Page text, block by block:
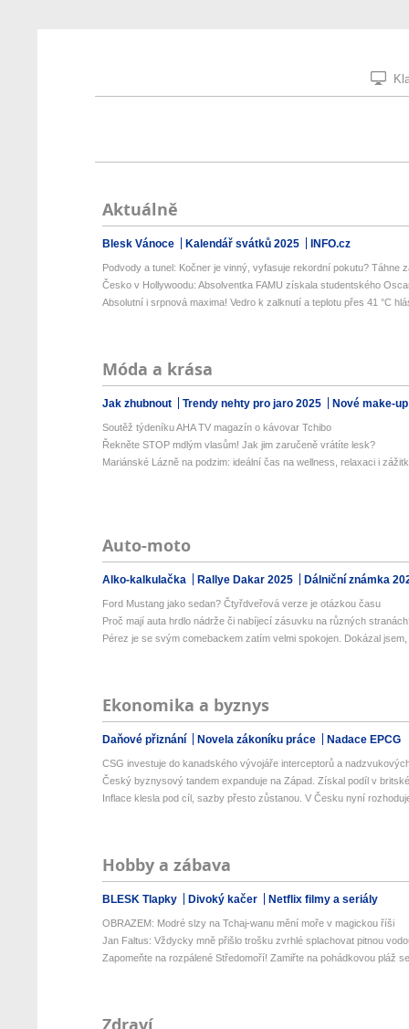
Aktuálně
Blesk Vánoce Kalendář svátků 2025 INFO.cz
Podvody a tunel: Kočner je vinný, vyfasuje rekordní pokutu? Táhne
Česko v Hollywoodu: Absolventka FAMU získala studentského
Absolutní i srpnová maxima! Vedro k zalknutí a teplotu přes 41 °C
Móda a krása
Jak zhubnout Trendy nehty pro jaro 2025 Nové make-
Soutěž týdeníku AHA TV magazín o kávovar Tchibo
Řekněte STOP mdlým vlasům! Jak jim zaručeně vrátíte lesk?
Mariánské Lázně na podzim: ideální čas na wellness, relaxaci i
Auto-moto
Alko-kalkulačka Rallye Dakar 2025 Dálniční známka
Ford Mustang jako sedan? Čtyřdveřová verze je otázkou času
Proč mají auta hrdlo nádrže či nabíjecí zásuvku na různých
Pérez je se svým comebackem zatím velmi spokojen. Dokázal
Ekonomika a byznys
Daňové přiznání Novela zákoníku práce Nadace EPCG
CSG investuje do kanadského vývojáře interceptorů a
Český byznysový tandem expanduje na Západ. Získal podíl v
Inflace klesla pod cíl, sazby přesto zůstanou. V Česku nyní
Hobby a zábava
BLESK Tlapky Divoký kačer Netflix filmy a seriály
OBRAZEM: Modré slzy na Tchaj-wanu mění moře v magickou říši
Jan Faltus: Vždycky mně přišlo trošku zvrhlé splachovat pitnou
Zapomeňte na rozpálené Středomoří! Zamiřte na pohádkovou pláž